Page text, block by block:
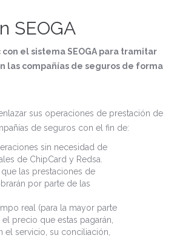
SEOGA
con el sistema SEOGA para tramitar
las compañías de seguros de forma
sus operaciones de prestación de
de seguros con el fin de:
sin necesidad de
de ChipCard y Redsa.
las prestaciones de
por parte de las
real (para la mayor parte
precio que estas pagarán,
el servicio, su conciliación,